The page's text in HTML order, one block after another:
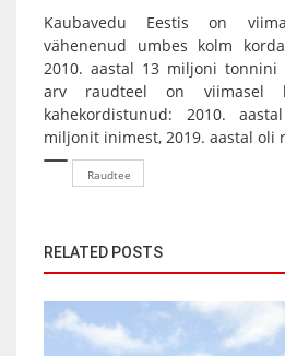
Kaubavedu Eestis on
vähenenud umbes kolm
2010. aastal 13 miljoni tonnini
arv raudteel on viimasel
kahekordistunud: 2010.
miljonit inimest, 2019. aastal oli
Raudtee
RELATED POSTS